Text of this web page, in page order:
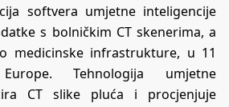
softvera umjetne inteligencije
s bolničkim CT skenerima, a
medicinske infrastrukture, u 11
Tehnologija umjetne
CT slike pluća i procjenjuje